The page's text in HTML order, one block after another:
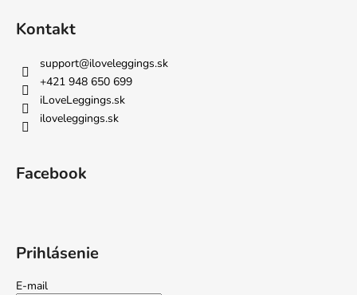
Kontakt
support@iloveleggings.sk
+421 948 650 699
iLoveLeggings.sk
iloveleggings.sk
Facebook
Prihlásenie
E-mail